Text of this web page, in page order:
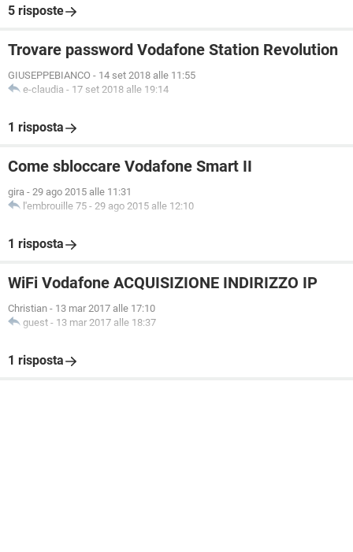
5 risposte
Trovare password Vodafone Station Revolution
GIUSEPPEBIANCO - 14 set 2018 alle 11:55
e-claudia - 17 set 2018 alle 19:14
1 risposta
Come sbloccare Vodafone Smart II
gira - 29 ago 2015 alle 11:31
l'embrouille 75 - 29 ago 2015 alle 12:10
1 risposta
WiFi Vodafone ACQUISIZIONE INDIRIZZO IP
Christian - 13 mar 2017 alle 17:10
guest - 13 mar 2017 alle 18:37
1 risposta